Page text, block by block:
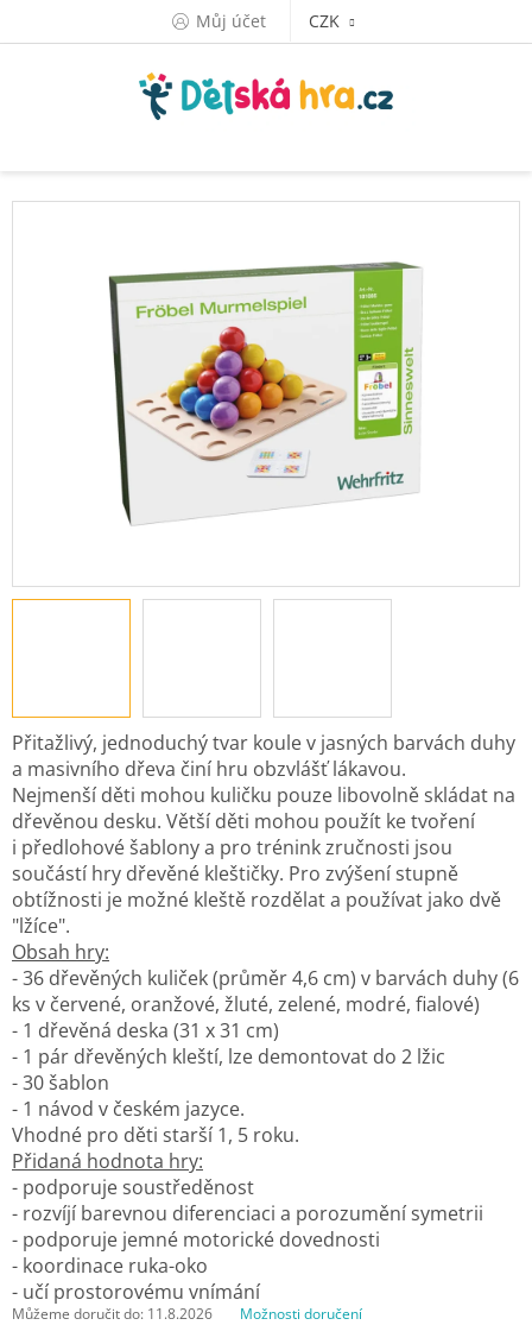
Můj účet CZK
Můžeme doručit do: 11.8.2026 Možnosti doručení
Přitažlivý, jednoduchý tvar koule v jasných barvách duhy
a masivního dřeva činí hru obzvlášť lákavou.
Nejmenší děti mohou kuličku pouze libovolně skládat na
dřevěnou desku. Větší děti mohou použít ke tvoření
i předlohové šablony a pro trénink zručnosti jsou
součástí hry dřevěné kleštičky. Pro zvýšení stupně
obtížnosti je možné kleště rozdělat a používat jako dvě
"lžíce".
Obsah hry:
- 36 dřevěných kuliček (průměr 4,6 cm) v barvách duhy (6
ks v červené, oranžové, žluté, zelené, modré, fialové)
- 1 dřevěná deska (31 x 31 cm)
- 1 pár dřevěných kleští, lze demontovat do 2 lžic
- 30 šablon
- 1 návod v českém jazyce.
Vhodné pro děti starší 1, 5 roku.
Přidaná hodnota hry:
- podporuje soustředěnost
- rozvíjí barevnou diferenciaci a porozumění symetrii
- podporuje jemné motorické dovednosti
- koordinace ruka-oko
- učí prostorovému vnímání